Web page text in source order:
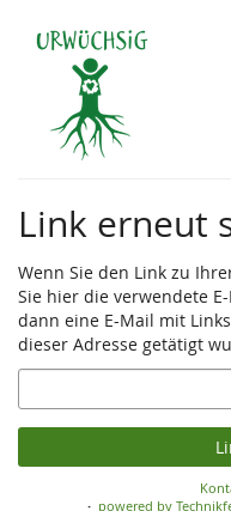
Haupt-
springen
Link erneut
Wenn Sie den Link zu
Sie hier die verwendete
dann eine E-Mail mit
dieser Adresse getätigt
E-
Mail
powered by